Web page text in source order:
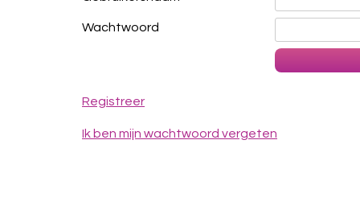
Wachtwoord
Registreer
Ik ben mijn wachtwoord vergeten